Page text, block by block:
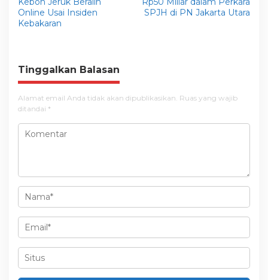
v
a
s
i
p
o
Online Usai Insiden
Kebakaran
SPJH di PN Jakarta Utara
Tinggalkan Balasan
Alamat email Anda tidak akan dipublikasikan. Ruas yang wajib
ditandai *